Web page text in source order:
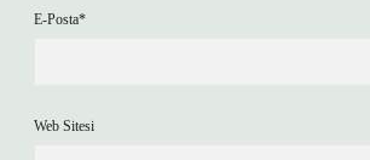
E-Posta*
Web Sitesi